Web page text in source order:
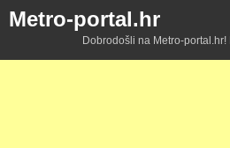
Metro-portal.hr
Dobrodošli na Metro-portal.hr!